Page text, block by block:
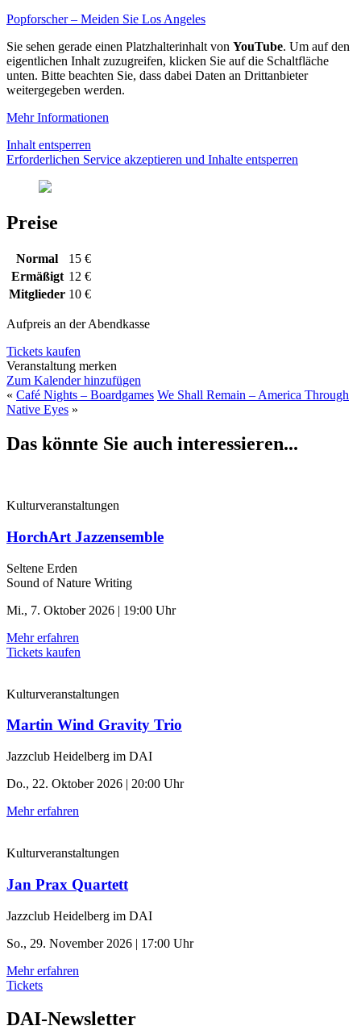
Popforscher – Meiden Sie Los Angeles
Sie sehen gerade einen Platzhalterinhalt von YouTube. Um auf den
eigentlichen Inhalt zuzugreifen, klicken Sie auf die Schaltfläche
unten. Bitte beachten Sie, dass dabei Daten an Drittanbieter
weitergegeben werden.
Mehr Informationen
Inhalt entsperren
Erforderlichen Service akzeptieren und Inhalte entsperren
Preise
Normal
15 €
Ermäßigt 12 €
Mitglieder 10 €
Aufpreis an der Abendkasse
Tickets kaufen
Veranstaltung merken
Zum Kalender hinzufügen
« Café Nights – Boardgames We Shall Remain – America Through
Native Eyes »
Das könnte Sie auch interessieren...
Kulturveranstaltungen
HorchArt Jazzensemble
Seltene Erden
Sound of Nature Writing
Mi., 7. Oktober 2026 | 19:00 Uhr
Mehr erfahren
Tickets kaufen
Kulturveranstaltungen
Martin Wind Gravity Trio
Jazzclub Heidelberg im DAI
Do., 22. Oktober 2026 | 20:00 Uhr
Mehr erfahren
Kulturveranstaltungen
Jan Prax Quartett
Jazzclub Heidelberg im DAI
So., 29. November 2026 | 17:00 Uhr
Mehr erfahren
Tickets
DAI-Newsletter